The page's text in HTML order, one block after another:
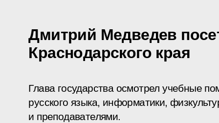
Дмитрий Медведев
Краснодарского края
Глава государства осмотрел учебные
русского языка, информатики,
и преподавателями.